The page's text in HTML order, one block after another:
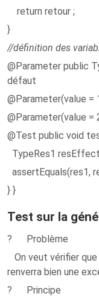
return retour ;
}
//définition des
@Parameter public
défaut
@Parameter(value =
@Parameter(value =
@Test public void
TypeRes1
assertEquals(res1,
} }
Test sur la
? Problème
On veut vérifier
renverra bien une
? Principe